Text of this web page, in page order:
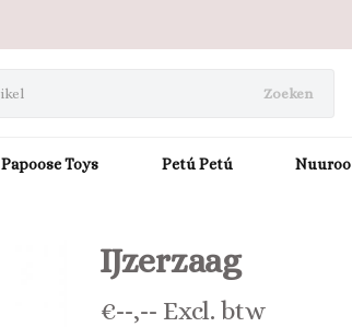
Zoeken
Papoose Toys Petú Petú Nuuroo
IJzerzaag
€--,-- Excl. btw